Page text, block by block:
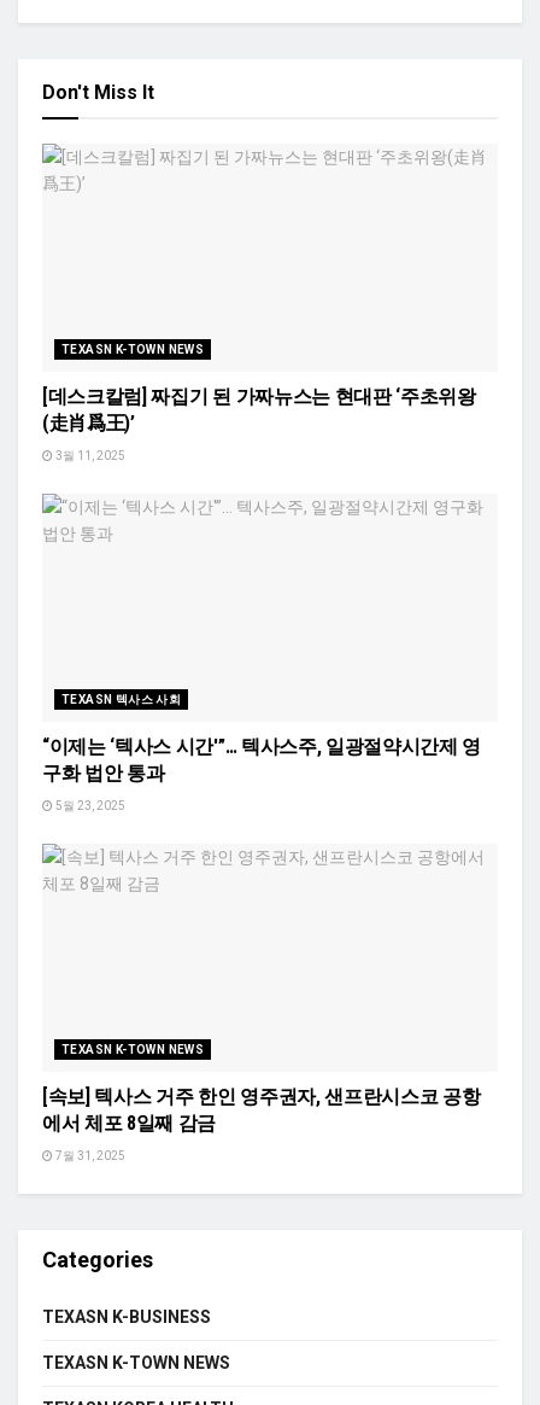
Don't Miss It
TEXASN K-TOWN NEWS
[데스크칼럼] 짜집기 된 가짜뉴스는 현대판 ‘주초위왕
(走肖爲王)’
3월 11, 2025
TEXASN 텍사스 사회
“이제는 ‘텍사스 시간'”… 텍사스주, 일광절약시간제 영
구화 법안 통과
5월 23, 2025
TEXASN K-TOWN NEWS
[속보] 텍사스 거주 한인 영주권자, 샌프란시스코 공항
에서 체포 8일째 감금
7월 31, 2025
Categories
TEXASN K-BUSINESS
TEXASN K-TOWN NEWS